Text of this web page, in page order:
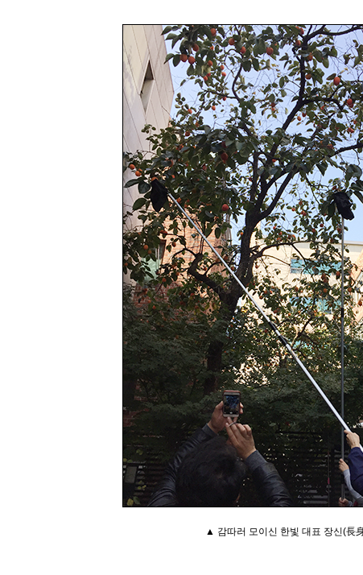
▲ 감따러 모이신 한빛 대표 장신(長